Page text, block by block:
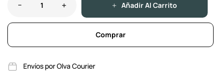
Añadir Al Carrito
Comprar
Envíos por Olva Courier